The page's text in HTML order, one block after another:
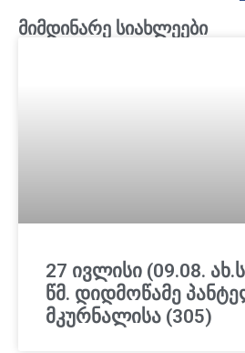
მიმდინარე სიახლეები
27 ივლისი (09.08.
წმ. დიდმოწამე
მკურნალისა (305)